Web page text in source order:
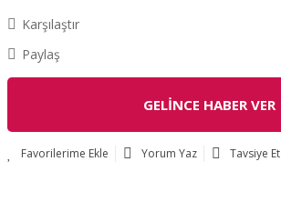
Karşılaştır
Paylaş
GELİNCE HABER VER
Yorum Yaz Tavsiye Et